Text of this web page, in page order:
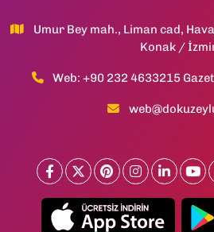
Umur Bey mah., Liman cad,
Konak /
Web: +90 232 4633215